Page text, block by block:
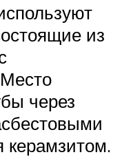
из
через
керамзитом.